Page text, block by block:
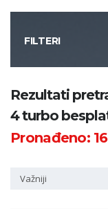
FILTERI
Kategorija
Županija
Rezultati
4 turbo
Pronađeno:
Važniji